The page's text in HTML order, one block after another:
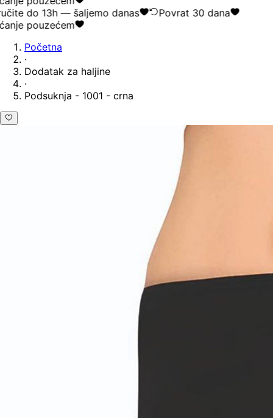
do 13h — šaljemo danas
Povrat 30 dana
pouzećem
Početna
·
Dodatak za haljine
·
Podsuknja - 1001 - crna